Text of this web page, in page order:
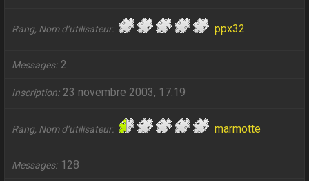
Rang, Nom d’utilisateur ppx32
Messages 2
Inscription 23 novembre 2003, 17:19
Rang, Nom d’utilisateur marmotte
Messages 128